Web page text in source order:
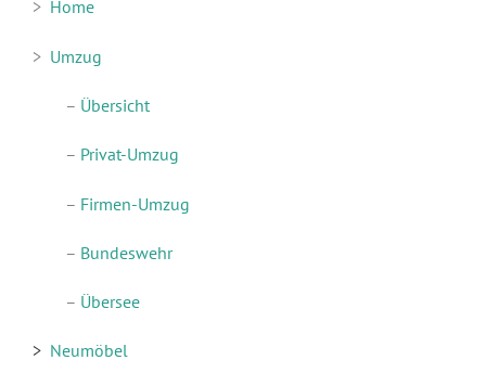
> Home
> Umzug
– Übersicht
– Privat-Umzug
– Firmen-Umzug
– Bundeswehr
– Übersee
> Neumöbel